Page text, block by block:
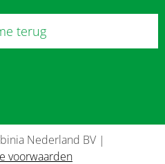
terug
Nederland BV |
voorwaarden